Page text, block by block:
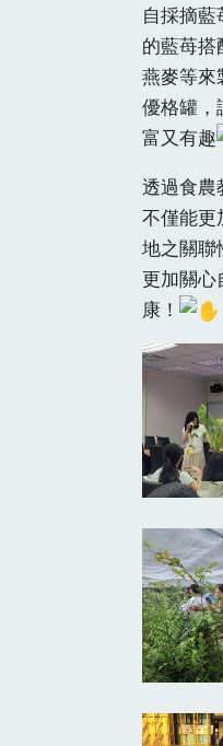
自採摘
的藍苺搭
燕麥等來
優格罐，
富又有趣
透過食農
不僅能更
地之關聯
更加關心
康！